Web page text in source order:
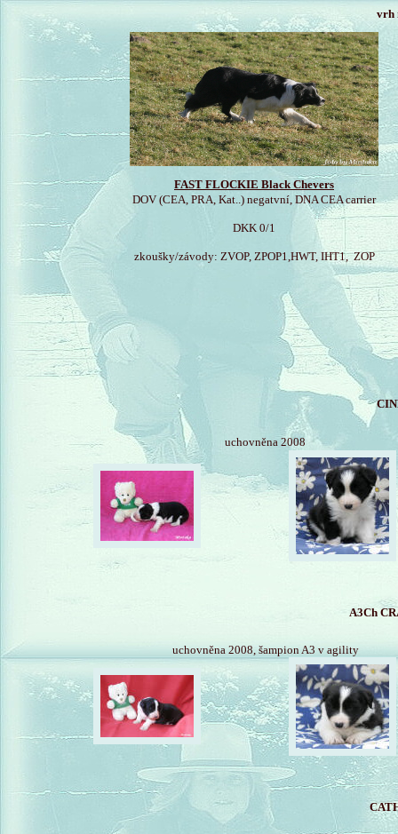
vrh
FAST FLOCKIE Black Chevers
DOV (CEA, PRA, Kat..) negatvní, DNA CEA carrier
DKK 0/1
zkoušky/závody: ZVOP, ZPOP1,HWT, IHT1, ZOP
uchovněna 2008
A3Ch
uchovněna 2008, šampion A3 v agility